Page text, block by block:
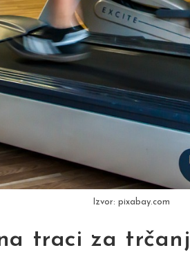
Izvor: pixabay.com
traci za